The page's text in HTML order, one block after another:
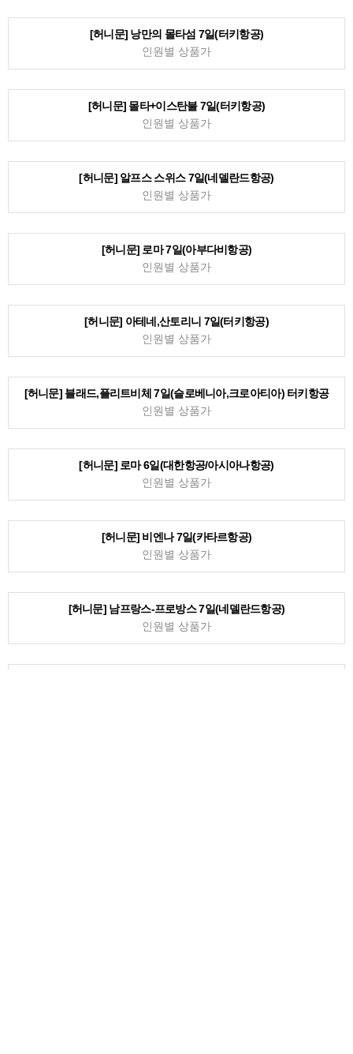
[허니문] 파리 7일(아시아나항공/대한항공)
인원별 상품가
[허니문] 로마.아말피.카프리 8일(품격상품).터키항공
인원별 상품가
[허니문] 아테네. 이스탄불 7일(터키항공)
인원별 상품가
[허니문] 낭만의 몰타섬 7일(터키항공)
인원별 상품가
[허니문] 몰타+이스탄불 7일(터키항공)
인원별 상품가
[허니문] 알프스 스위스 7일(네델란드항공)
인원별 상품가
[허니문] 로마 7일(아부다비항공)
인원별 상품가
[허니문] 아테네,산토리니 7일(터키항공)
인원별 상품가
[허니문] 블래드,플리트비체 7일(슬로베니아,크로아티아) 터키항공
인원별 상품가